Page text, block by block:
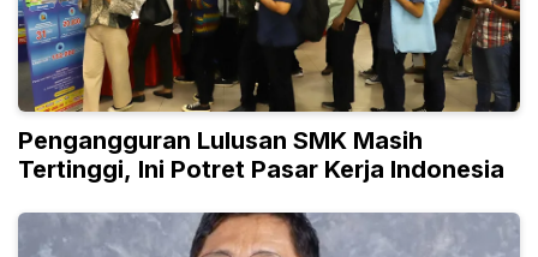
Pengangguran Lulusan SMK Masih
Tertinggi, Ini Potret Pasar Kerja Indonesia